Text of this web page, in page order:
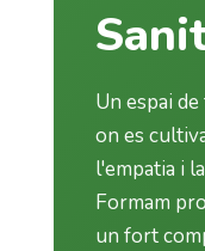
Un espai
on es
l'empatia i
Formam
un fort